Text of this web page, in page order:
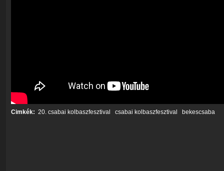
Cimkék: 20. csabai kolbaszfesztival csabai kolbaszfesztival bekescsaba